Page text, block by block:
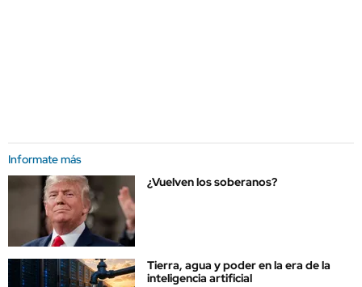
Informate más
¿Vuelven los soberanos?
Tierra, agua y poder en la era de la
inteligencia artificial